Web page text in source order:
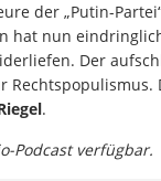
der „Putin-
hat nun
Der
.
Podcast verfügbar.